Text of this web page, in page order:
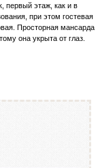
первый этаж, как и в
при этом гостевая
Просторная мансарда
она укрыта от глаз.